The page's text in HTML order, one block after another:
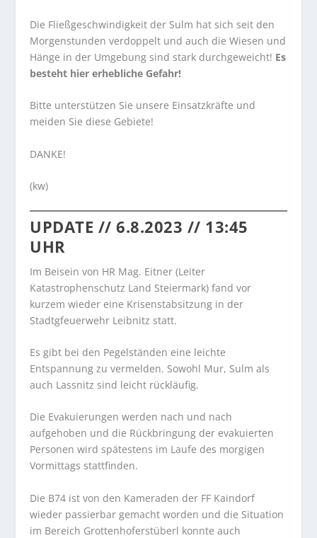
Die Fließgeschwindigkeit der Sulm hat sich seit den
Morgenstunden verdoppelt und auch die Wiesen und
Hänge in der Umgebung sind stark durchgeweicht! Es
besteht hier erhebliche Gefahr!
Bitte unterstützen Sie unsere Einsatzkräfte und
meiden Sie diese Gebiete!
DANKE!
(kw)
UPDATE // 6.8.2023 // 13:45
UHR
Im Beisein von HR Mag. Eitner (Leiter
Katastrophenschutz Land Steiermark) fand vor
kurzem wieder eine Krisenstabsitzung in der
Stadtgfeuerwehr Leibnitz statt.
Es gibt bei den Pegelständen eine leichte
Entspannung zu vermelden. Sowohl Mur, Sulm als
auch Lassnitz sind leicht rückläufig.
Die Evakuierungen werden nach und nach
aufgehoben und die Rückbringung der evakuierten
Personen wird spätestens im Laufe des morgigen
Vormittags stattfinden.
Die B74 ist von den Kameraden der FF Kaindorf
wieder passierbar gemacht worden und die Situation
im Bereich Grottenhoferstüberl konnte auch